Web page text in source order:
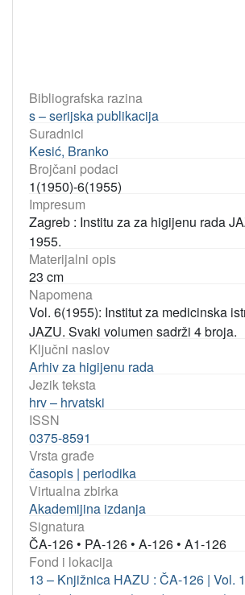
Bibliografska razina
s – serijska publikacija
Suradnici
Kesić, Branko
Brojčani podaci
1(1950)-6(1955)
Impresum
Zagreb : Institu za za higijenu rada
1955.
Materijalni opis
23 cm
Napomena
Vol. 6(1955): Institut za medicinska
JAZU. Svaki volumen sadrži 4 broja.
Ključni naslov
Arhiv za higijenu rada
Jezik teksta
hrv – hrvatski
ISSN
0375-8591
Vrsta građe
časopis | periodika
Virtualna zbirka
Akademijina izdanja
Signatura
ČA-126 • PA-126 • A-126 • A1-126
Fond i lokacija
13 – Knjižnica HAZU : ČA-126 | Vol.